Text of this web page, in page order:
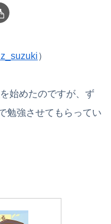
）
始めたのですが、ず
勉強させてもらってい